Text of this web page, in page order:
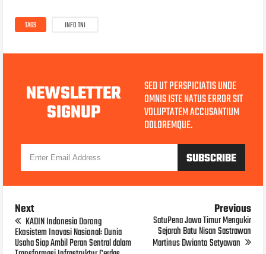
TAGS INFO TNI
NEWSLETTER
SIGNUP
SED UT PERSPICIATIS UNDE
OMNIS ISTE NATUS ERROR SIT
VOLUPTATEM ACCUSANTIUM
DOLOREMQUE.
Next
KADIN Indonesia Dorong
Ekosistem Inovasi Nasional: Dunia
Usaha Siap Ambil Peran Sentral dalam
Previous
SatuPena Jawa Timur Mengukir
Sejarah Batu Nisan Sastrawan
Martinus Dwianto Setyawan